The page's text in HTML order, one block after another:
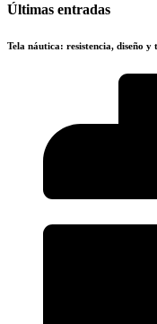
Últimas entradas
Tela náutica: resistencia, diseño